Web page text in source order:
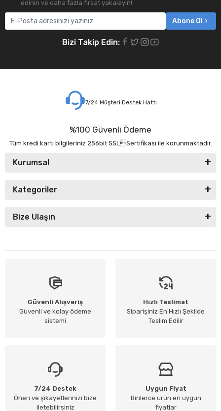
edinin ve daha fazla fırsat yakalayın!
Abone Ol
Bizi Takip Edin:
7/24 Müşteri Destek Hattı
%100 Güvenli Ödeme
Tüm kredi kartı bilgileriniz 256bit SSLSertifikası ile korunmaktadır.
Kurumsal
Kategoriler
Bize Ulaşın
Güvenli Alışveriş
Güvenli ve kolay ödeme
sistemi
Hızlı Teslimat
Siparişiniz En Hızlı Şekilde
Teslim Edilir
7/24 Destek
Öneri ve şikayetlerinizi bize
iletebilirsiniz
Uygun Fiyat
Binlerce ürün en uygun
fiyatlar